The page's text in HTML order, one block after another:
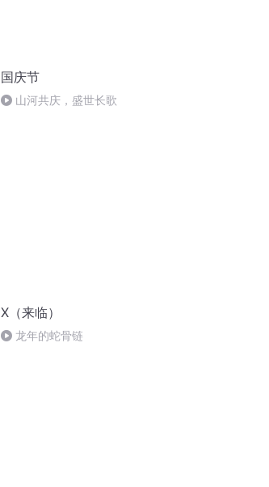
国庆节
山河共庆，盛世长歌
X（来临）
龙年的蛇骨链